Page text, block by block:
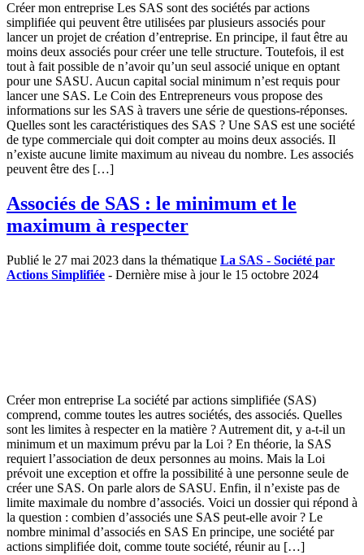
Créer mon entreprise Les SAS sont des sociétés par actions
simplifiée qui peuvent être utilisées par plusieurs associés pour
lancer un projet de création d’entreprise. En principe, il faut être au
moins deux associés pour créer une telle structure. Toutefois, il est
tout à fait possible de n’avoir qu’un seul associé unique en optant
pour une SASU. Aucun capital social minimum n’est requis pour
lancer une SAS. Le Coin des Entrepreneurs vous propose des
informations sur les SAS à travers une série de questions-réponses.
Quelles sont les caractéristiques des SAS ? Une SAS est une société
de type commerciale qui doit compter au moins deux associés. Il
n’existe aucune limite maximum au niveau du nombre. Les associés
peuvent être des […]
Associés de SAS : le minimum et le
maximum à respecter
Publié le 27 mai 2023 dans la thématique La SAS - Société par
Actions Simplifiée - Dernière mise à jour le 15 octobre 2024
Créer mon entreprise La société par actions simplifiée (SAS)
comprend, comme toutes les autres sociétés, des associés. Quelles
sont les limites à respecter en la matière ? Autrement dit, y a-t-il un
minimum et un maximum prévu par la Loi ? En théorie, la SAS
requiert l’association de deux personnes au moins. Mais la Loi
prévoit une exception et offre la possibilité à une personne seule de
créer une SAS. On parle alors de SASU. Enfin, il n’existe pas de
limite maximale du nombre d’associés. Voici un dossier qui répond à
la question : combien d’associés une SAS peut-elle avoir ? Le
nombre minimal d’associés en SAS En principe, une société par
actions simplifiée doit, comme toute société, réunir au […]